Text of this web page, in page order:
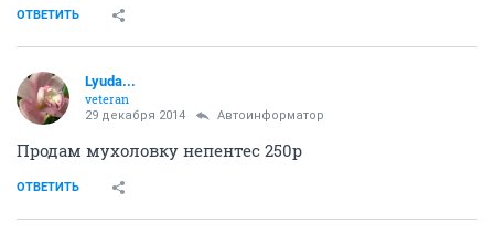
ОТВЕТИТЬ
Lyuda...
veteran
29 декабря 2014 Автоинформатор
Продам мухоловку непентес 250р
ОТВЕТИТЬ